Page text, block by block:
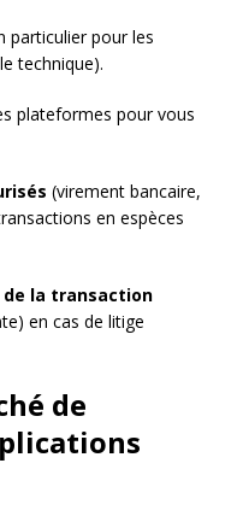
particulier pour les
technique).
plateformes pour vous
(virement bancaire,
en espèces
de la transaction
en cas de litige
de